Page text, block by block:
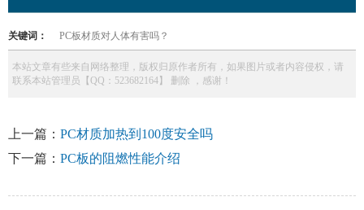
关键词： PC板材质对人体有害吗？
本站文章有些来自网络整理，版权归原作者所有，如果图片或者内容侵权，请
联系本站管理员【QQ：523682164】 删除 ，感谢！
上一篇： PC材质加热到100度安全吗
下一篇： PC板的阻燃性能介绍